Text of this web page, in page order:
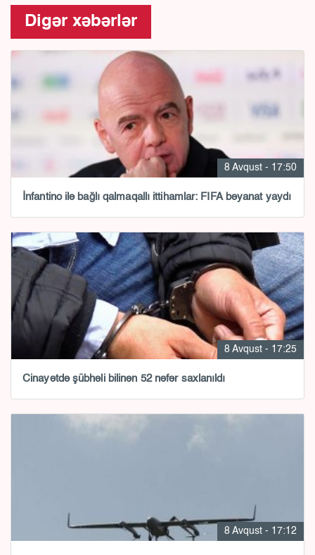
Digər xəbərlər
8 Avqust - 17:50
İnfantino ilə bağlı qalmaqallı ittihamlar: FIFA bəyanat yaydı
8 Avqust - 17:25
Cinayətdə şübhəli bilinən 52 nəfər saxlanıldı
8 Avqust - 17:12